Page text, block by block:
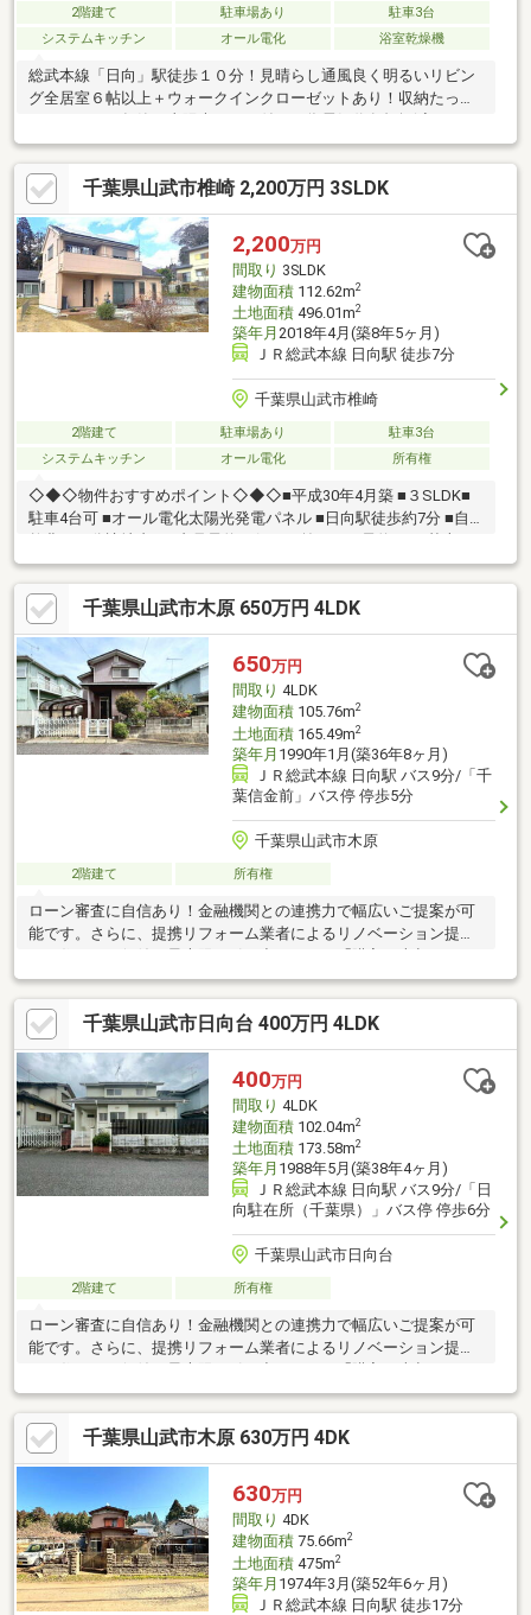
2階建て 駐車場あり
駐車3台
システムキッチン
オール電化 浴室乾燥機
総武本線「日向」駅徒歩１０分！見晴らし通風良く明るいリビン
グ全居室６帖以上＋ウォークインクローゼットあり！収納たっぷ
す！
千葉県山武市椎崎 2,200万円 3SLDK
2,200万円
間取り 3SLDK
建物面積112.62m2
土地面積496.01m2
築年月 2018年4月(築8年5ヶ月)
ＪＲ総武本線 日向駅 徒歩7分
千葉県山武市椎崎
2階建て 駐車場あり
駐車3台
システムキッチン
オール電化 所有権
◇◆◇物件おすすめポイント◇◆◇■平成30年4月築 ■３SLDK■
駐車4台可 ■オール電化太陽光発電パネル ■日向駅徒歩約7分 ■自
曜日になります◆価格や写真を随時更新しています！！◆気にな
る物件の価格変更や、物件の状況もいち早くわかって便利な『お
気に入り追加』をぜひご利用ください♪
千葉県山武市木原 650万円 4LDK
650万円
間取り 4LDK
建物面積105.76m2
土地面積165.49m2
築年月 1990年1月(築36年8ヶ月)
ＪＲ総武本線 日向駅 バス9分/「千
葉信金前」バス停 停歩5分
千葉県山武市木原
2階建て 所有権
ローン審査に自信あり！金融機関との連携力で幅広いご提案が可
能です。さらに、提携リフォーム業者によるリノベーション提案
ォーム」すべて当社にお任せください。
千葉県山武市日向台 400万円 4LDK
400万円
間取り 4LDK
建物面積102.04m2
土地面積173.58m2
築年月 1988年5月(築38年4ヶ月)
ＪＲ総武本線 日向駅 バス9分/「日
向駐在所（千葉県）」バス停 停歩6分
千葉県山武市日向台
2階建て 所有権
ローン審査に自信あり！金融機関との連携力で幅広いご提案が可
能です。さらに、提携リフォーム業者によるリノベーション提案
ォーム」すべて当社にお任せください。
千葉県山武市木原 630万円 4DK
630万円
間取り 4DK
建物面積75.66m2
土地面積475m2
築年月 1974年3月(築52年6ヶ月)
ＪＲ総武本線 日向駅 徒歩17分